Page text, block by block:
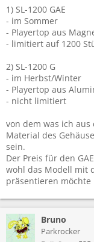
1) SL-1200 GAE
- im Sommer
- Playertop aus
- limitiert auf 1200
2) SL-1200 G
- im Herbst/Winter
- Playertop aus
- nicht limitiert
von dem was ich
Material des
sein.
Der Preis für den
wohl das Modell mit
präsentieren möchte
Bruno
Parkrocker